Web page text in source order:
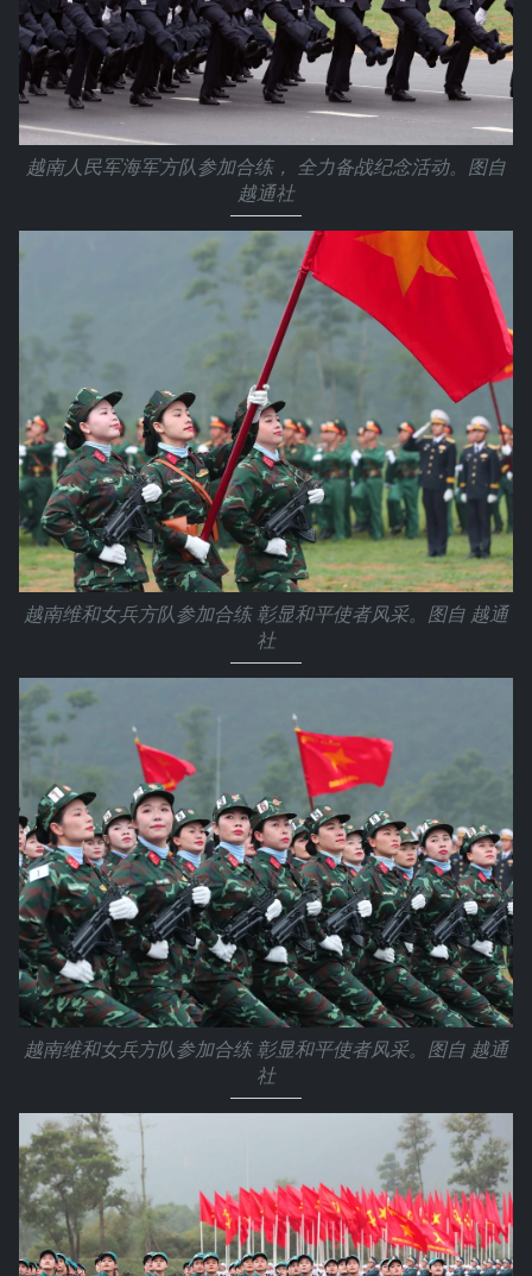
越南人民军海军方队参加合练， 全力备战纪念活动。图自
越通社
越南维和女兵方队参加合练 彰显和平使者风采。图自 越通
社
越南维和女兵方队参加合练 彰显和平使者风采。图自 越通
社